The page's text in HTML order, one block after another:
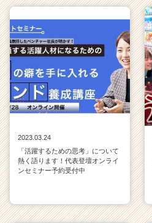
2023.03.24
「活躍するための思考」について
熱く語ります！代表登壇オンライ
ンセミナー予約受付中